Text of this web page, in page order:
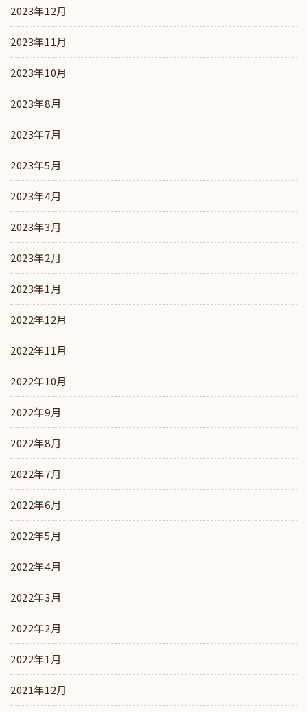
2023年12月
2023年11月
2023年10月
2023年8月
2023年7月
2023年5月
2023年4月
2023年3月
2023年2月
2023年1月
2022年12月
2022年11月
2022年10月
2022年9月
2022年8月
2022年7月
2022年6月
2022年5月
2022年4月
2022年3月
2022年2月
2022年1月
2021年12月